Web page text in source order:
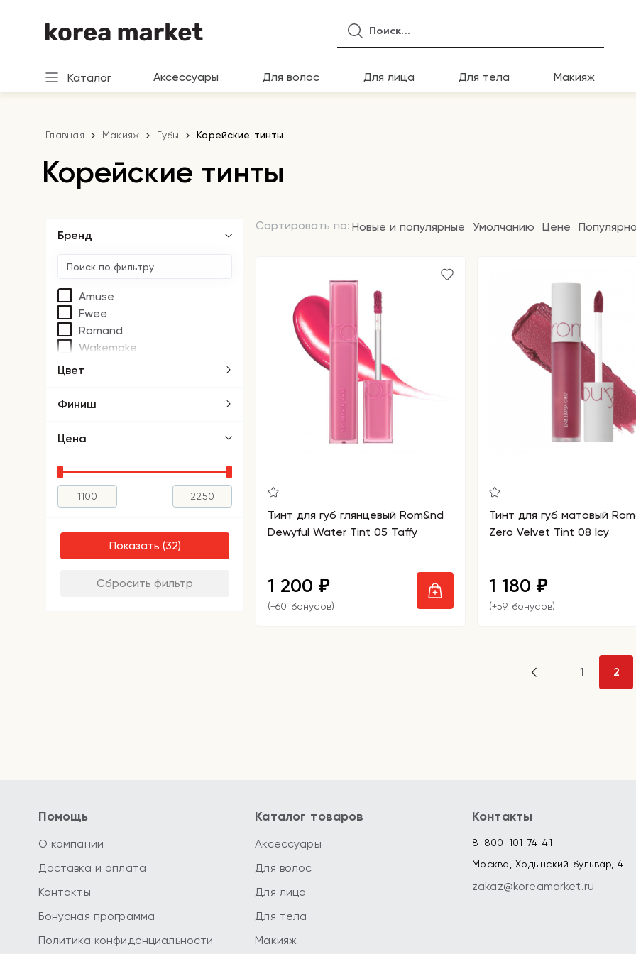
Каталог Аксессуары Для волос Для лица Для тела Макияж
Главная Макияж Губы Корейские тинты
Корейские тинты
Сортировать по: Новые и популярные Умолчанию Цене
Тинт для губ глянцевый Rom&nd
Dewyful Water Tint 05 Taffy
1 200 ₽
(+60 бонусов)
Тинт для губ матовый
Zero Velvet Tint 08 Icy
1 180 ₽
(+59 бонусов)
1 2
Бренд
Amuse
Fwee
Romand
Wakemake
Цвет
Финиш
Цена
Показать
Сбросить фильтр
Помощь
О компании
Доставка и оплата
Контакты
Бонусная программа
Политика конфиденциальности
Каталог товаров
Аксессуары
Для волос
Для лица
Для тела
Макияж
Контакты
8-800-101-74-41
Москва, Ходынский бульвар, 4
zakaz@koreamarket.ru